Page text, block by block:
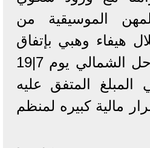
الموسيقية من
هيفاء وهبي بإتفاق
لإقامة حفل بالساحل الشمالي يوم 7|19
المتفق عليه
مالية كبيره لمنظم